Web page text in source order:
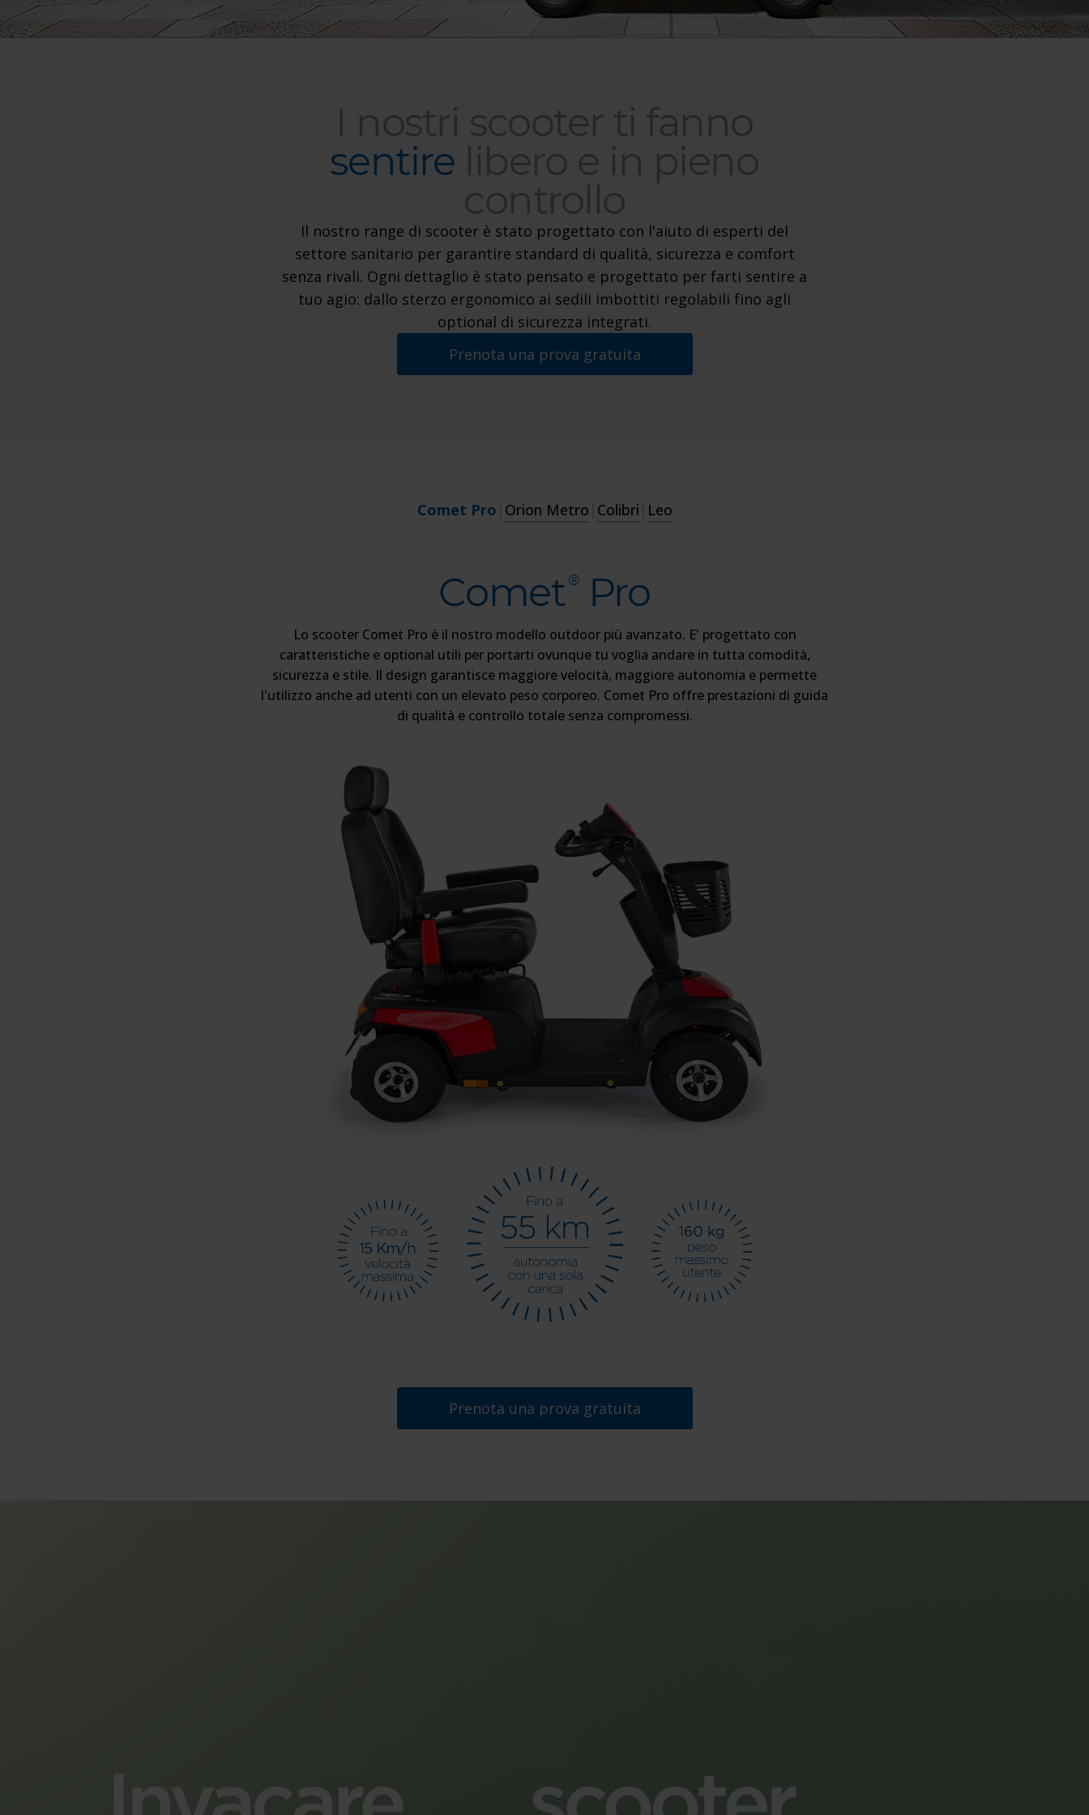
I nostri scooter ti fanno sentire libero e in pieno controllo
I nostri scooter ti fanno
sentire libero e in pieno
controllo
Il nostro range di scooter è stato progettato con l'aiuto di esperti del
settore sanitario per garantire standard di qualità, sicurezza e comfort
senza rivali. Ogni dettaglio è stato pensato e progettato per farti sentire a
tuo agio: dallo sterzo ergonomico ai sedili imbottiti regolabili fino agli
optional di sicurezza integrati.
Prenota una prova gratuita
Comet Pro Orion Metro Colibri Leo
Comet®Pro
Lo scooter Comet Pro è il nostro modello outdoor più avanzato. E' progettato con
caratteristiche e optional utili per portarti ovunque tu voglia andare in tutta comodità,
sicurezza e stile. Il design garantisce maggiore velocità, maggiore autonomia e permette
l'utilizzo anche ad utenti con un elevato peso corporeo. Comet Pro offre prestazioni di guida
di qualità e controllo totale senza compromessi.
Prenota una prova gratuita